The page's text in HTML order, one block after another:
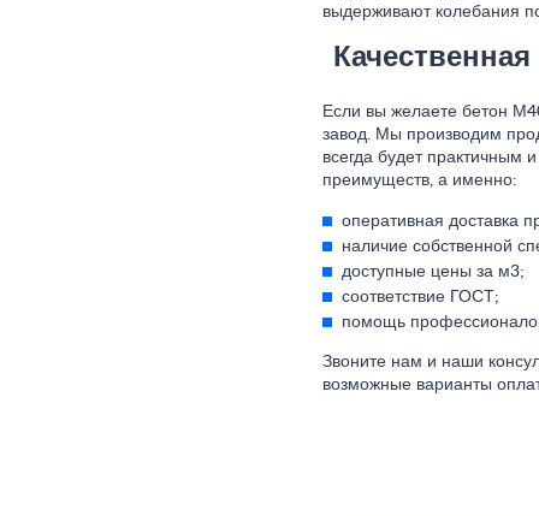
выдерживают колебания
Если вы желаете бетон
завод. Мы производим
всегда будет практичным
преимуществ, а именно:
оперативная доставка
наличие собственной
доступные цены за м3;
соответствие ГОСТ;
помощь
Звоните нам и наши
возможные варианты